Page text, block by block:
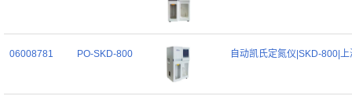
06008781 PO-SKD-800 自动凯氏定氮仪|SKD-800|上